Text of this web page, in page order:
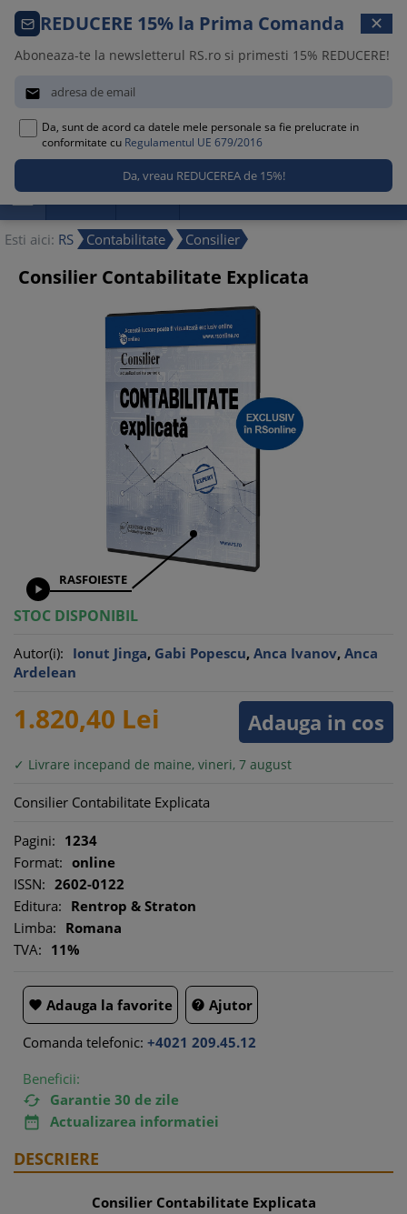
Comanda telefonica · 021 209 45 12

 Promotii Noutati Reduceri
Esti aici: RS Contabilitate Consilier
REDUCERE 15% la Prima Comanda ✕
Aboneaza-te la newsletterul RS.ro si primesti 15% REDUCERE!

Da, sunt de acord ca datele mele personale sa fie prelucrate in
conformitate cu Regulamentul UE 679/2016
Consilier Contabilitate Explicata

RASFOIESTE
STOC DISPONIBIL
Autor(i): Ionut Jinga, Gabi Popescu, Anca Ivanov, Anca
Ardelean
Adauga in cos
1.820,40 Lei
✓ Livrare incepand de maine, vineri, 7 august
Consilier Contabilitate Explicata
Pagini: 1234
Format: online
ISSN: 2602-0122
Editura: Rentrop & Straton
Limba: Romana
TVA: 11%
 Adauga la favorite  Ajutor
Comanda telefonic: +4021 209.45.12
Beneficii:
 Garantie 30 de zile
 Actualizarea informatiei
DESCRIERE
Consilier Contabilitate Explicata